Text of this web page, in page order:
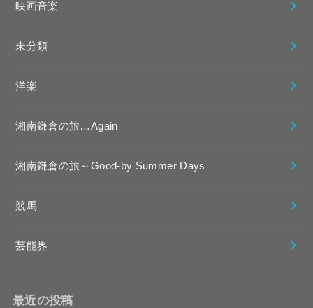
映画音楽
未分類
洋楽
湘南鎌倉の旅…Again
湘南鎌倉の旅～Good-by Summer Days
競馬
芸能界
最近の投稿